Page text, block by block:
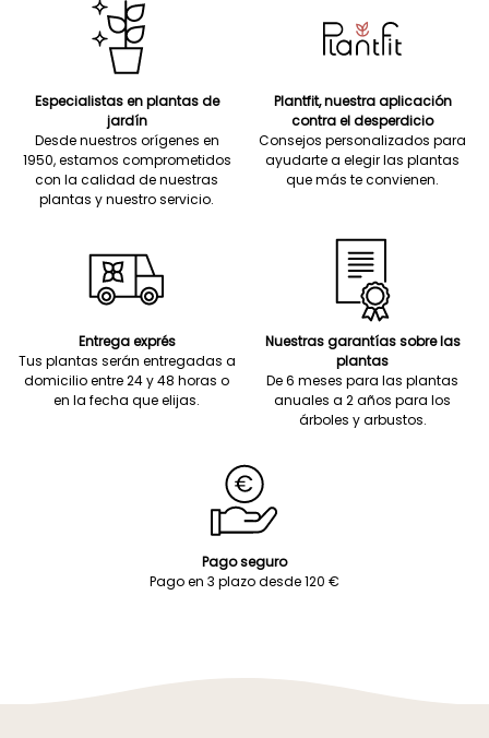
Especialistas en plantas de
jardín
Desde nuestros orígenes en
1950, estamos comprometidos
con la calidad de nuestras
plantas y nuestro servicio.
Plantfit, nuestra aplicación
contra el desperdicio
Consejos personalizados para
ayudarte a elegir las plantas
que más te convienen.
Entrega exprés
Tus plantas serán entregadas a
domicilio entre 24 y 48 horas o
en la fecha que elijas.
Nuestras garantías sobre las
plantas
De 6 meses para las plantas
anuales a 2 años para los
árboles y arbustos.
Pago seguro
Pago en 3 plazo desde 120 €